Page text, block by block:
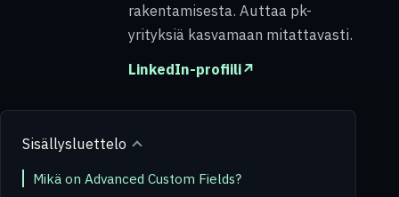
rakentamisesta. Auttaa pk-
yrityksiä kasvamaan mitattavasti.
LinkedIn-profiili↗
Sisällysluettelo
Mikä on Advanced Custom Fields?